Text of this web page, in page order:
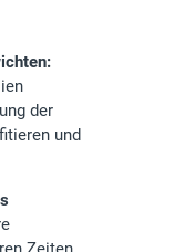
der
und